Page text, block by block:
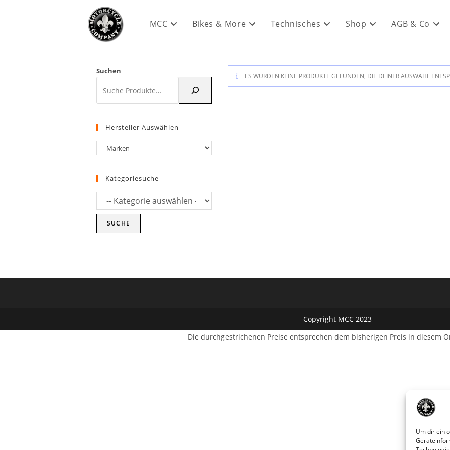
Um dir ein
MCC Bikes & More Technisches Shop AGB & Co
ES WURDEN KEINE PRODUKTE GEFUNDEN, DIE DEINER AUSWAHL
Suchen
Hersteller Auswählen
Kategoriesuche
SUCHE
Copyright MCC 2023
Die durchgestrichenen Preise entsprechen dem bisherigen Preis in diesem